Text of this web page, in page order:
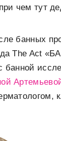
чем тут
банных
The Act
банной